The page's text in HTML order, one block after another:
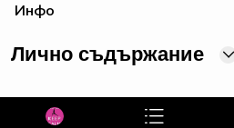
Инфо
Лично съдържание